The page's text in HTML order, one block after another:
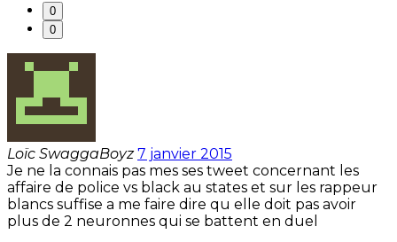
0
0
Loïc SwaggaBoyz 7 janvier 2015
Je ne la connais pas mes ses tweet concernant les
affaire de police vs black au states et sur les rappeur
blancs suffise a me faire dire qu elle doit pas avoir
plus de 2 neuronnes qui se battent en duel